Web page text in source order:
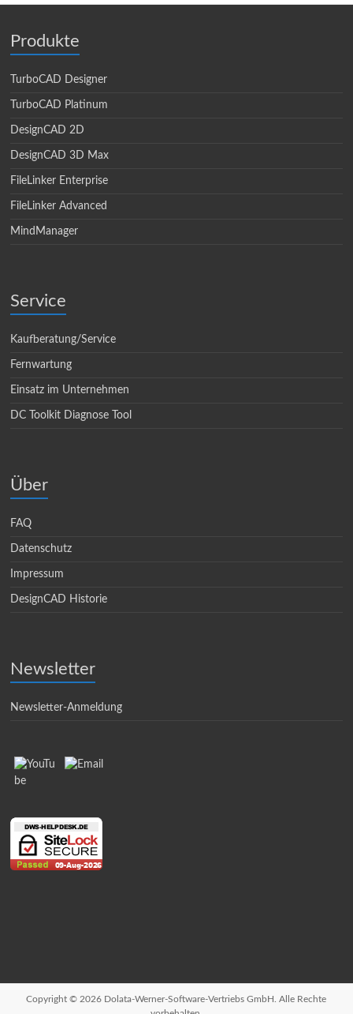
Produkte
TurboCAD Designer
TurboCAD Platinum
DesignCAD 2D
DesignCAD 3D Max
FileLinker Enterprise
FileLinker Advanced
MindManager
Service
Kaufberatung/Service
Fernwartung
Einsatz im Unternehmen
DC Toolkit Diagnose Tool
Über
FAQ
Datenschutz
Impressum
DesignCAD Historie
Newsletter
Newsletter-Anmeldung
Copyright © 2026 Dolata-Werner-Software-Vertriebs GmbH. Alle Rechte